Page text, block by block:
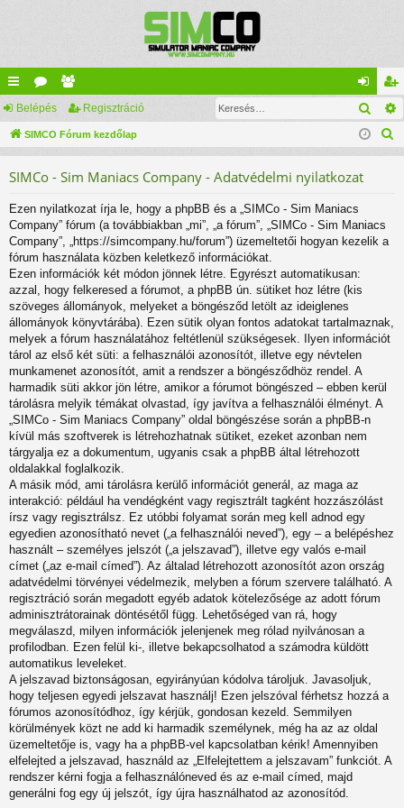
yo
rs
k
ór
u
ag
lis
el
ép
eg
is
Belépés Regisztráció
SIMCO Fórum kezdőlap
SIMCo - Sim Maniacs Company - Adatvédelmi nyilatkozat
Ezen nyilatkozat írja le, hogy a phpBB és a „SIMCo - Sim Maniacs
Company” fórum (a továbbiakban „mi”, „a fórum”, „SIMCo - Sim Maniacs
Company”, „https://simcompany.hu/forum”) üzemeltetői hogyan kezelik a
fórum használata közben keletkező információkat.
Ezen információk két módon jönnek létre. Egyrészt automatikusan:
azzal, hogy felkeresed a fórumot, a phpBB ún. sütiket hoz létre (kis
szöveges állományok, melyeket a böngésződ letölt az ideiglenes
állományok könyvtárába). Ezen sütik olyan fontos adatokat tartalmaznak,
melyek a fórum használatához feltétlenül szükségesek. Ilyen információt
tárol az első két süti: a felhasználói azonosítót, illetve egy névtelen
munkamenet azonosítót, amit a rendszer a böngésződhöz rendel. A
harmadik süti akkor jön létre, amikor a fórumot böngészed – ebben kerül
tárolásra melyik témákat olvastad, így javítva a felhasználói élményt. A
„SIMCo - Sim Maniacs Company” oldal böngészése során a phpBB-n
kívül más szoftverek is létrehozhatnak sütiket, ezeket azonban nem
tárgyalja ez a dokumentum, ugyanis csak a phpBB által létrehozott
oldalakkal foglalkozik.
A másik mód, ami tárolásra kerülő információt generál, az maga az
interakció: például ha vendégként vagy regisztrált tagként hozzászólást
írsz vagy regisztrálsz. Ez utóbbi folyamat során meg kell adnod egy
egyedien azonosítható nevet („a felhasználói neved”), egy – a belépéshez
használt – személyes jelszót („a jelszavad”), illetve egy valós e-mail
címet („az e-mail címed”). Az általad létrehozott azonosítót azon ország
adatvédelmi törvényei védelmezik, melyben a fórum szervere található. A
regisztráció során megadott egyéb adatok kötelezősége az adott fórum
adminisztrátorainak döntésétől függ. Lehetőséged van rá, hogy
megválaszd, milyen információk jelenjenek meg rólad nyilvánosan a
profilodban. Ezen felül ki-, illetve bekapcsolhatod a számodra küldött
automatikus leveleket.
A jelszavad biztonságosan, egyirányúan kódolva tároljuk. Javasoljuk,
hogy teljesen egyedi jelszavat használj! Ezen jelszóval férhetsz hozzá a
fórumos azonosítódhoz, így kérjük, gondosan kezeld. Semmilyen
körülmények közt ne add ki harmadik személynek, még ha az az oldal
üzemeltetője is, vagy ha a phpBB-vel kapcsolatban kérik! Amennyiben
elfelejted a jelszavad, használd az „Elfelejtettem a jelszavam” funkciót. A
rendszer kérni fogja a felhasználóneved és az e-mail címed, majd
generálni fog egy új jelszót, így újra használhatod az azonosítód.